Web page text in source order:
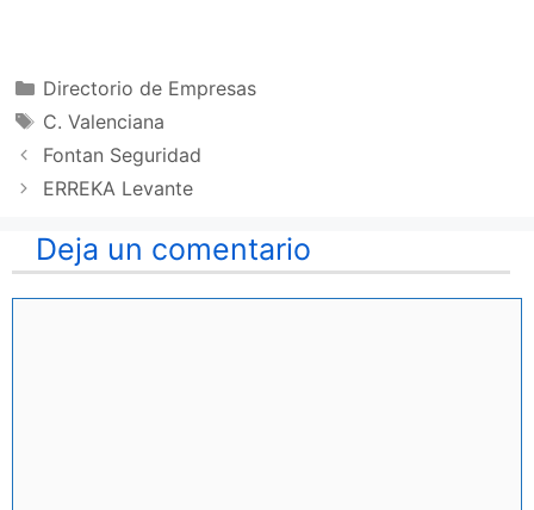
Categorías
Directorio de Empresas
Etiquetas
C. Valenciana
Fontan Seguridad
ERREKA Levante
Deja un comentario